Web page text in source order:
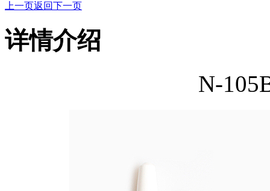
上一页返回下一页
详情介绍
N-